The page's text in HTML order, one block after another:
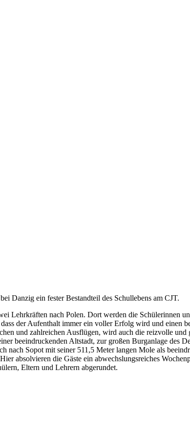
Danzig ein fester Bestandteil des Schullebens am CJT.
Lehrkräften nach Polen. Dort werden die Schülerinnen
der Aufenthalt immer ein voller Erfolg wird und einen
und zahlreichen Ausflügen, wird auch die reizvolle
beeindruckenden Altstadt, zur großen Burganlage des
nach Sopot mit seiner 511,5 Meter langen Mole als
absolvieren die Gäste ein abwechslungsreiches
Eltern und Lehrern abgerundet.